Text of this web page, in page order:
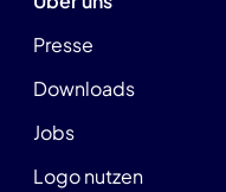
Presse
Downloads
Jobs
Logo nutzen